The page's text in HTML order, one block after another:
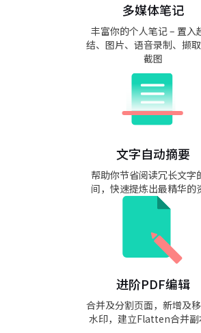
多媒体笔记
丰富你的个人笔记 – 置入
结、图片、语音录制、撷
截图
文字自动摘要
帮助你节省阅读冗长文字
间，快速提炼出最精华的
进阶PDF编辑
合并及分割页面，新增及
水印，建立Flatten合并副